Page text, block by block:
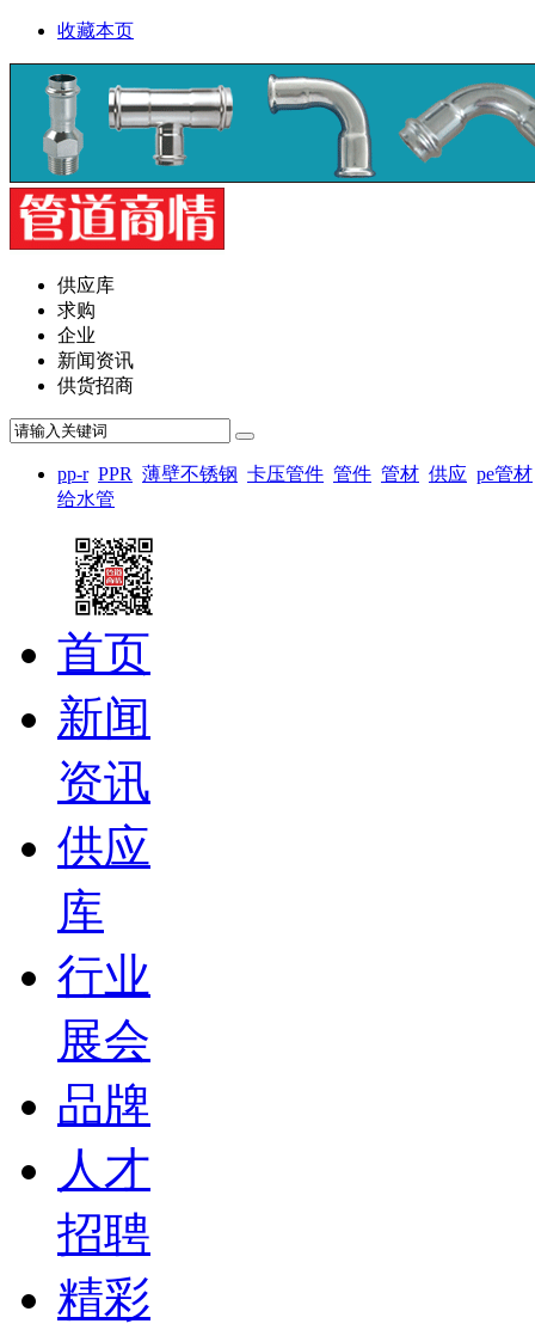
收藏本页
供应库
求购
企业
新闻资讯
供货招商
pp-r PPR 薄壁不锈钢 卡压管件 管件 管材 供应 pe管材
给水管
首页
新闻
资讯
供应
库
行业
展会
品牌
人才
招聘
精彩